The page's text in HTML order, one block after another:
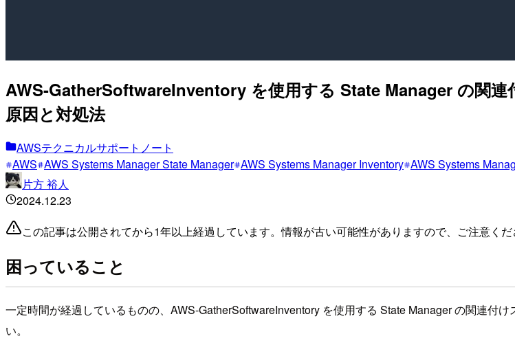
AWS-GatherSoftwareInventory を使用する State Manager の関
原因と対処法
AWSテクニカルサポートノート
AWS AWS Systems Manager State Manager AWS Systems Manager Inventory AWS Systems
片方 裕人
2024.12.23
この記事は公開されてから1年以上経過しています。情報が古い可能性がありますので、ご注意くだ
困っていること
一定時間が経過しているものの、AWS-GatherSoftwareInventory を使用する State Manager の関連付
い。